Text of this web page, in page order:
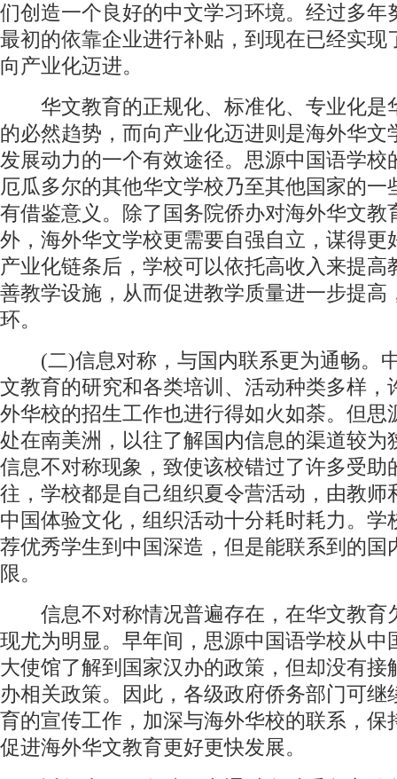
们创造一个良好的中文学习环境。经过多年
最初的依靠企业进行补贴，到现在已经实现
向产业化迈进。
华文教育的正规化、标准化、专业化是
的必然趋势，而向产业化迈进则是海外华文
发展动力的一个有效途径。思源中国语学校
厄瓜多尔的其他华文学校乃至其他国家的一
有借鉴意义。除了国务院侨办对海外华文教
外，海外华文学校更需要自强自立，谋得更
产业化链条后，学校可以依托高收入来提高
善教学设施，从而促进教学质量进一步提高
环。
(二)信息对称，与国内联系更为通畅。
文教育的研究和各类培训、活动种类多样，
外华校的招生工作也进行得如火如荼。但思
处在南美洲，以往了解国内信息的渠道较为
信息不对称现象，致使该校错过了许多受助
往，学校都是自己组织夏令营活动，由教师
中国体验文化，组织活动十分耗时耗力。学
荐优秀学生到中国深造，但是能联系到的国
限。
信息不对称情况普遍存在，在华文教育
现尤为明显。早年间，思源中国语学校从中
大使馆了解到国家汉办的政策，但却没有接
办相关政策。因此，各级政府侨务部门可继
育的宣传工作，加深与海外华校的联系，保
促进海外华文教育更好更快发展。